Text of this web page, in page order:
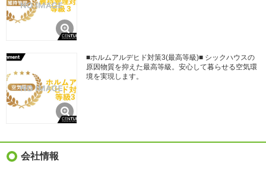
■ホルムアルデヒド対策3(最高等級)■ シックハウスの
原因物質を抑えた最高等級。安心して暮らせる空気環
境を実現します。
会社情報